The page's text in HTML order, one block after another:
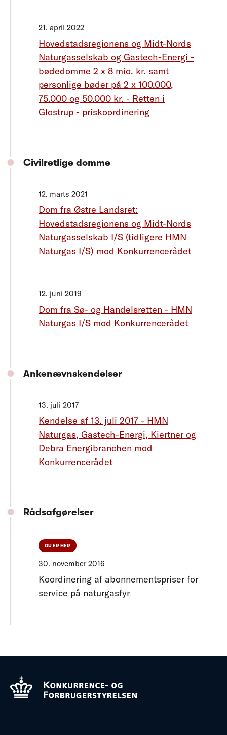
21. april 2022
Hovedstadsregionens og Midt-Nords
Naturgasselskab og Gastech-Energi -
bødedomme 2 x 8 mio. kr. samt
personlige bøder på 2 x 100.000,
75.000 og 50.000 kr. - Retten i
Glostrup - priskoordinering
Civilretlige domme
12. marts 2021
Dom fra Østre Landsret:
Hovedstadsregionens og Midt-Nords
Naturgasselskab I/S (tidligere HMN
Naturgas I/S) mod Konkurrencerådet
12. juni 2019
Dom fra Sø- og Handelsretten - HMN
Naturgas I/S mod Konkurrencerådet
Ankenævnskendelser
13. juli 2017
Kendelse af 13. juli 2017 - HMN
Naturgas, Gastech-Energi, Kiertner og
Debra Energibranchen mod
Konkurrencerådet
Rådsafgørelser
DU ER HER
30. november 2016
Koordinering af abonnementspriser for
service på naturgasfyr